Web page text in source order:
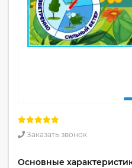
Заказать звонок
Основные